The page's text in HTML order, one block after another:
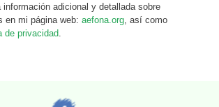
información adicional y detallada sobre
en mi página web: aefona.org , así como
de privacidad